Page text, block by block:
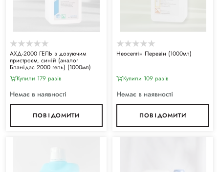
АХД-2000 ГЕЛЬ з дозуючим
пристроєм, синій (аналог
Бланідас 2000 гель) (1000мл)
Купили 179 разiв
Немає в наявності
ПОВІДОМИТИ
Неосептін Перевін (1000мл)
Купили 109 разiв
Немає в наявності
ПОВІДОМИТИ